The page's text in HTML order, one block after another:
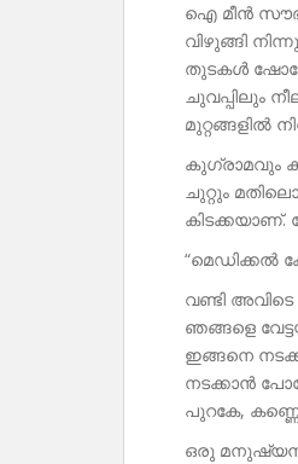
ഐ മീൻ
വിഴുങ്ങി
തുടകൾ
ചുവപ്പിലും
മുറ്റങ്ങളിൽ
കുഗ്രാമവും
ചുറ്റും
“മെഡിക്കൽ
വണ്ടി
ഞങ്ങളെ
ഇങ്ങനെ
നടക്കാൻ
പുറകേ,
ഒരു